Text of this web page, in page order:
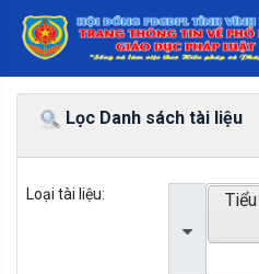
Lọc Danh sách tài liệu
Loại tài liệu: